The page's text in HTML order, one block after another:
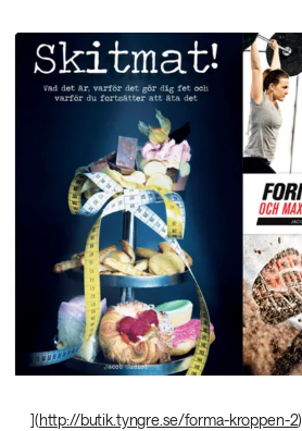
](http://butik.tyngre.se/forma-kroppen-2)